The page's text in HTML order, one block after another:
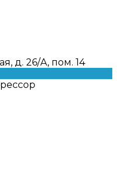
д. 26/А, пом. 14